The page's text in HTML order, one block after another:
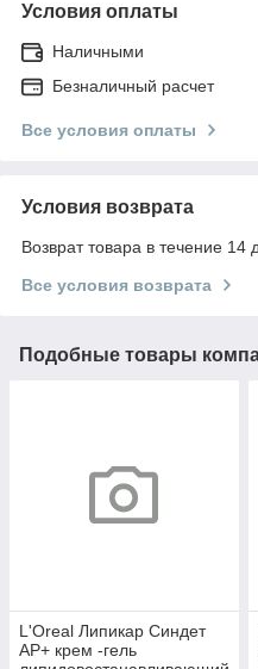
Условия оплаты
Наличными
Безналичный расчет
Все условия оплаты
Условия возврата
Возврат товара в течение 14
Все условия возврата
Подобные товары
L'Oreal Липикар Синдет
АР+ крем -гель